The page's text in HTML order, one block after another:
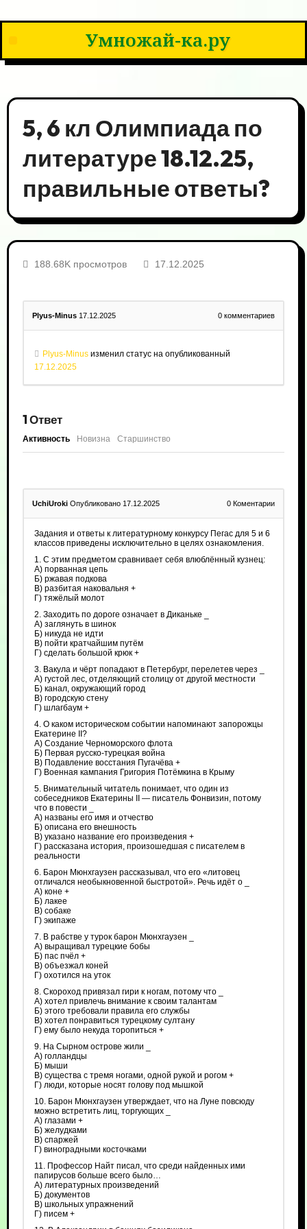
Умножай-ка.ру
5, 6 кл Олимпиада по
литературе 18.12.25,
правильные ответы?
188.68K просмотров 17.12.2025
Plyus-Minus 17.12.2025 0 комментариев
Plyus-Minusизменил статус на опубликованный
17.12.2025
1Ответ
Активность Новизна Старшинство
UchiUroki Опубликовано 17.12.2025 0 Коментарии
Задания и ответы к литературному конкурсу Пегас для 5 и 6
классов приведены исключительно в целях ознакомления.
1. С этим предметом сравнивает себя влюблённый кузнец:
А) порванная цепь
Б) ржавая подкова
В) разбитая наковальня +
Г) тяжёлый молот
2. Заходить по дороге означает в Диканьке _
А) заглянуть в шинок
Б) никуда не идти
В) пойти кратчайшим путём
Г) сделать большой крюк +
3. Вакула и чёрт попадают в Петербург, перелетев через _
А) густой лес, отделяющий столицу от другой местности
Б) канал, окружающий город
В) городскую стену
Г) шлагбаум +
4. О каком историческом событии напоминают запорожцы
Екатерине II?
А) Создание Черноморского флота
Б) Первая русско-турецкая война
В) Подавление восстания Пугачёва +
Г) Военная кампания Григория Потёмкина в Крыму
5. Внимательный читатель понимает, что один из
собеседников Екатерины II — писатель Фонвизин, потому
что в повести _
А) названы его имя и отчество
Б) описана его внешность
В) указано название его произведения +
Г) рассказана история, произошедшая с писателем в
реальности
6. Барон Мюнхгаузен рассказывал, что его «литовец
отличался необыкновенной быстротой». Речь идёт о _
А) коне +
Б) лакее
В) собаке
Г) экипаже
7. В рабстве у турок барон Мюнхгаузен _
А) выращивал турецкие бобы
Б) пас пчёл +
В) объезжал коней
Г) охотился на уток
8. Скороход привязал гири к ногам, потому что _
А) хотел привлечь внимание к своим талантам
Б) этого требовали правила его службы
В) хотел понравиться турецкому султану
Г) ему было некуда торопиться +
9. На Сырном острове жили _
А) голландцы
Б) мыши
В) существа с тремя ногами, одной рукой и рогом +
Г) люди, которые носят голову под мышкой
10. Барон Мюнхгаузен утверждает, что на Луне повсюду
можно встретить лиц, торгующих _
А) глазами +
Б) желудками
В) спаржей
Г) виноградными косточками
11. Профессор Найт писал, что среди найденных ими
папирусов больше всего было…
А) литературных произведений
Б) документов
В) школьных упражнений
Г) писем +